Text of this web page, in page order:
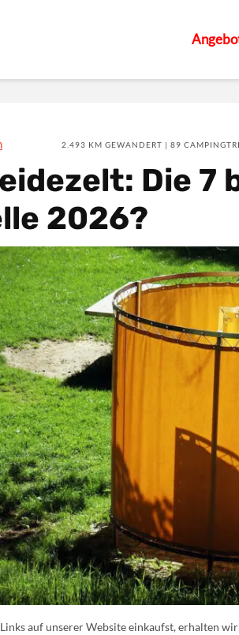
2.493 KM GEWANDERT | 89
Die 7
2026?
auf unserer Website einkaufst, erhalten